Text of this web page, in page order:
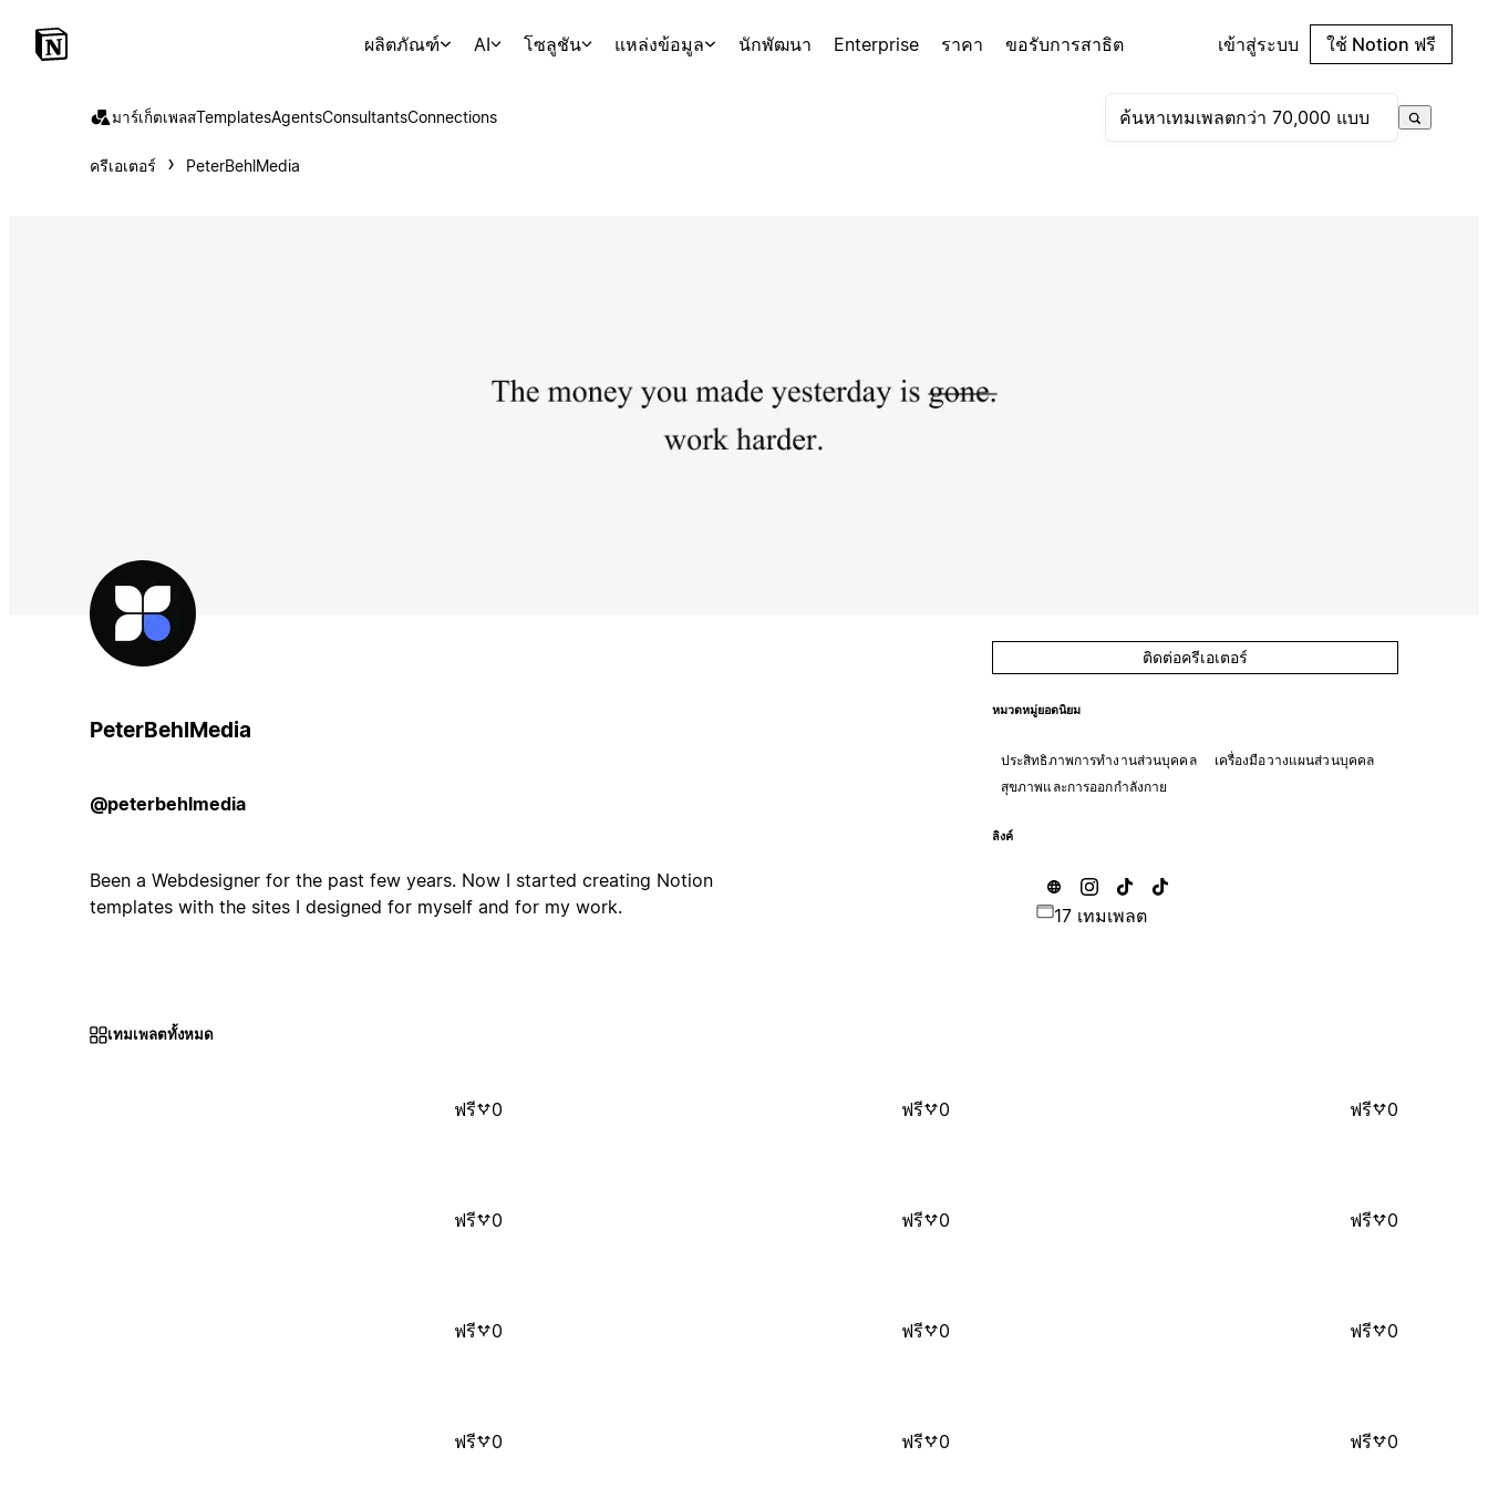
ผลิตภัณฑ์ AI โซลูชัน แหล่งข้อมูล นักพัฒนา Enterprise ราคา ขอรับการสาธิต เข้าสู่ระบบ ใช้ Notion ฟรี
มาร์เก็ตเพลสTemplatesAgentsConsultantsConnections
ครีเอเตอร์ PeterBehlMedia
PeterBehlMedia
@peterbehlmedia
Been a Webdesigner for the past few years. Now I started creating Notion
templates with the sites I designed for myself and for my work.
ติดต่อครีเอเตอร์
หมวดหมู่ยอดนิยม
ประสิทธิภาพการทำงานส่วนบุคคล
เครื่องมือวางแผนส่วนบุคคล
สุขภาพและการออกกำลังกาย
ลิงค์
17 เทมเพลต
เทมเพลตทั้งหมด
ฟรี 0 ฟรี 0 ฟรี 0
ฟรี 0 ฟรี 0 ฟรี 0
ฟรี 0 ฟรี 0 ฟรี 0
ฟรี 0 ฟรี 0 ฟรี 0